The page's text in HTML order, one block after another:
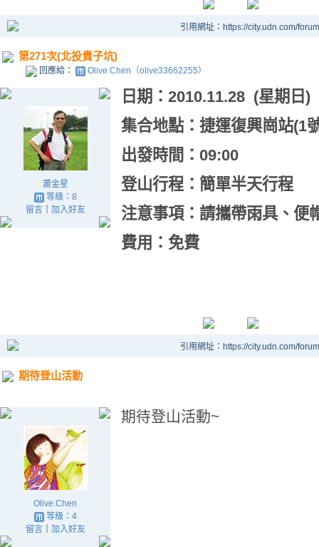
引用網址：https://city.udn.com/
第271次(北投貴子坑)
回應給： Olive.Chen（olive33662255）
蕭金星
等級：8
留言｜ 加入好友
日期： 2010.11.28 (星期日 )
集合地點：捷運復興崗站(1
出發時間： 09:00
登山行程：簡單半天行程
注意事項：請攜帶雨具、便
費用：免費
引用網址：https://city.udn.com/
期待登山活動
Olive.Chen
等級：4
留言｜ 加入好友
期待登山活動~